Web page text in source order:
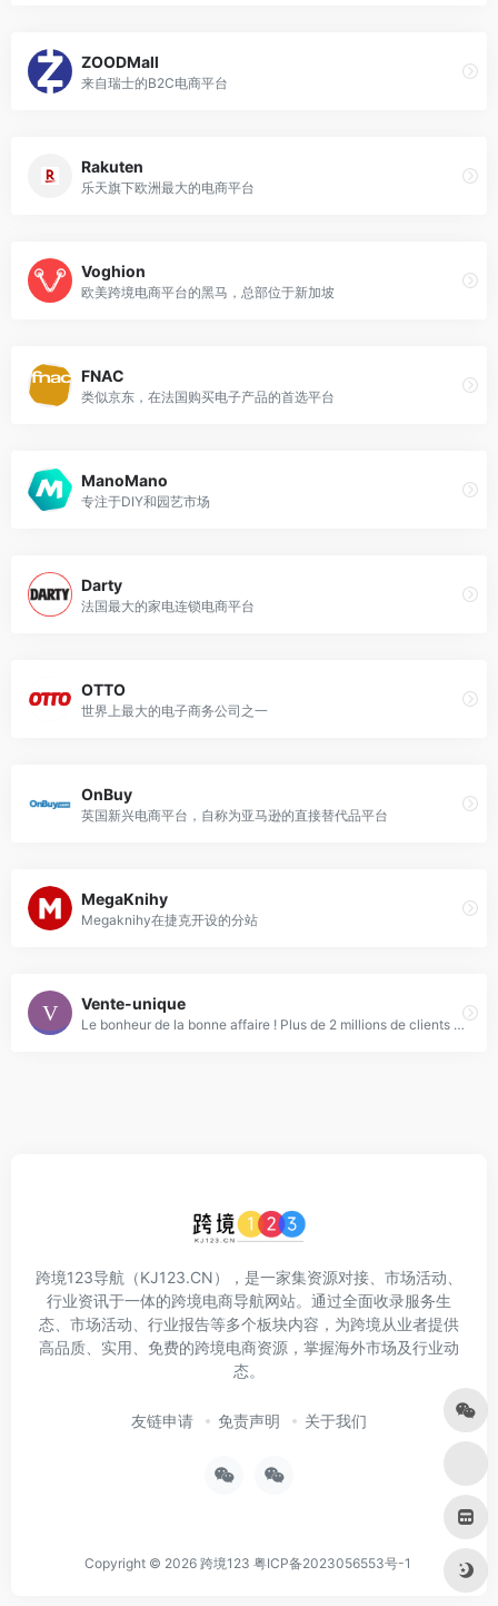
ZOODMall
来自瑞士的B2C电商平台
Rakuten
乐天旗下欧洲最大的电商平台
Voghion
欧美跨境电商平台的黑马，总部位于新加坡
FNAC
类似京东，在法国购买电子产品的首选平台
ManoMano
专注于DIY和园艺市场
Darty
法国最大的家电连锁电商平台
OTTO
世界上最大的电子商务公司之一
OnBuy
英国新兴电商平台，自称为亚马逊的直接替代品平台
MegaKnihy
Megaknihy在捷克开设的分站
Vente-unique
Le bonheur de la bonne affaire ! Plus de 2 millions de clients livrés, Élu Service Client de l&#039;Année 2024 et 30 jours satisfait ou remboursé : Retrouvez les tendances du moment et des offres uniques : meuble, mobilier, canapé, lit, matelas, objet déco, jardin, bricolage !
跨境123导航（KJ123.CN），是一家集资源对接、市场活动、
行业资讯于一体的跨境电商导航网站。通过全面收录服务生
态、市场活动、行业报告等多个板块内容，为跨境从业者提供
高品质、实用、免费的跨境电商资源，掌握海外市场及行业动
态。
友链申请 免责声明 关于我们
Copyright © 2026 跨境123 粤ICP备2023056553号-1